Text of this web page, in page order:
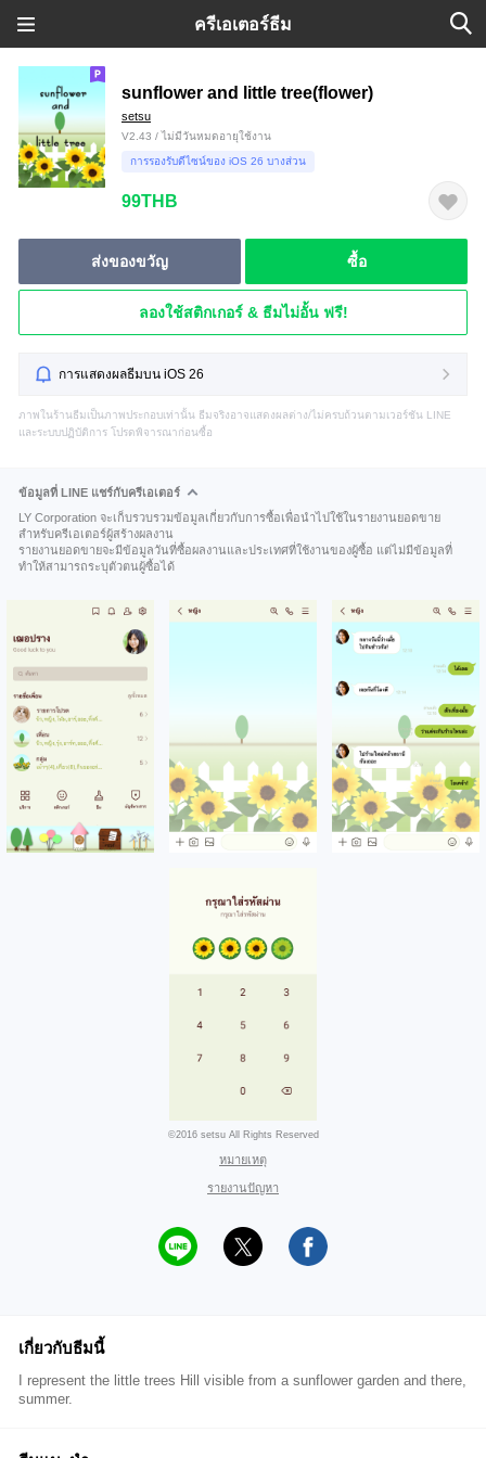
ครีเอเตอร์ธีม
sunflower and little tree(flower)
setsu
V2.43 / ไม่มีวันหมดอายุใช้งาน
การรองรับดีไซน์ของ iOS 26 บางส่วน
99THB
ส่งของขวัญ ซื้อ
ลองใช้สติกเกอร์ & ธีมไม่อั้น ฟรี!
การแสดงผลธีมบน iOS 26
ภาพในร้านธีมเป็นภาพประกอบเท่านั้น ธีมจริงอาจแสดงผลต่าง/ไม่ครบถ้วนตามเวอร์ชัน LINE
และระบบปฏิบัติการ โปรดพิจารณาก่อนซื้อ
ข้อมูลที่ LINE แชร์กับครีเอเตอร์
LY Corporation จะเก็บรวบรวมข้อมูลเกี่ยวกับการซื้อเพื่อนำไปใช้ในรายงานยอดขาย
สำหรับครีเอเตอร์ผู้สร้างผลงาน
รายงานยอดขายจะมีข้อมูลวันที่ซื้อผลงานและประเทศที่ใช้งานของผู้ซื้อ แต่ไม่มีข้อมูลที่
ทำให้สามารถระบุตัวตนผู้ซื้อได้
©2016 setsu All Rights Reserved
หมายเหตุ
รายงานปัญหา
เกี่ยวกับธีมนี้
I represent the little trees Hill visible from a sunflower garden and there,
summer.